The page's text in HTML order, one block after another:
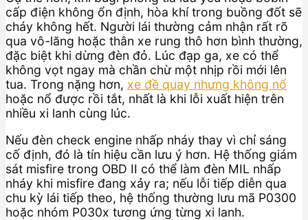
cấp điện không ổn định, hòa khí trong buồng đốt sẽ
cháy không hết. Người lái thường cảm nhận rất rõ
qua vô-lăng hoặc thân xe rung thô hơn bình thường,
đặc biệt khi dừng đèn đỏ. Lúc đạp ga, xe có thể
không vọt ngay mà chần chừ một nhịp rồi mới lên
tua. Trong nặng hơn, xe đề quay nhưng không nổ
hoặc nổ được rồi tắt, nhất là khi lỗi xuất hiện trên
nhiều xi lanh cùng lúc.
Nếu đèn check engine nhấp nháy thay vì chỉ sáng
cố định, đó là tín hiệu cần lưu ý hơn. Hệ thống giám
sát misfire trong OBD II có thể làm đèn MIL nhấp
nháy khi misfire đang xảy ra; nếu lỗi tiếp diễn qua
chu kỳ lái tiếp theo, hệ thống thường lưu mã P0300
hoặc nhóm P030x tương ứng từng xi lanh.